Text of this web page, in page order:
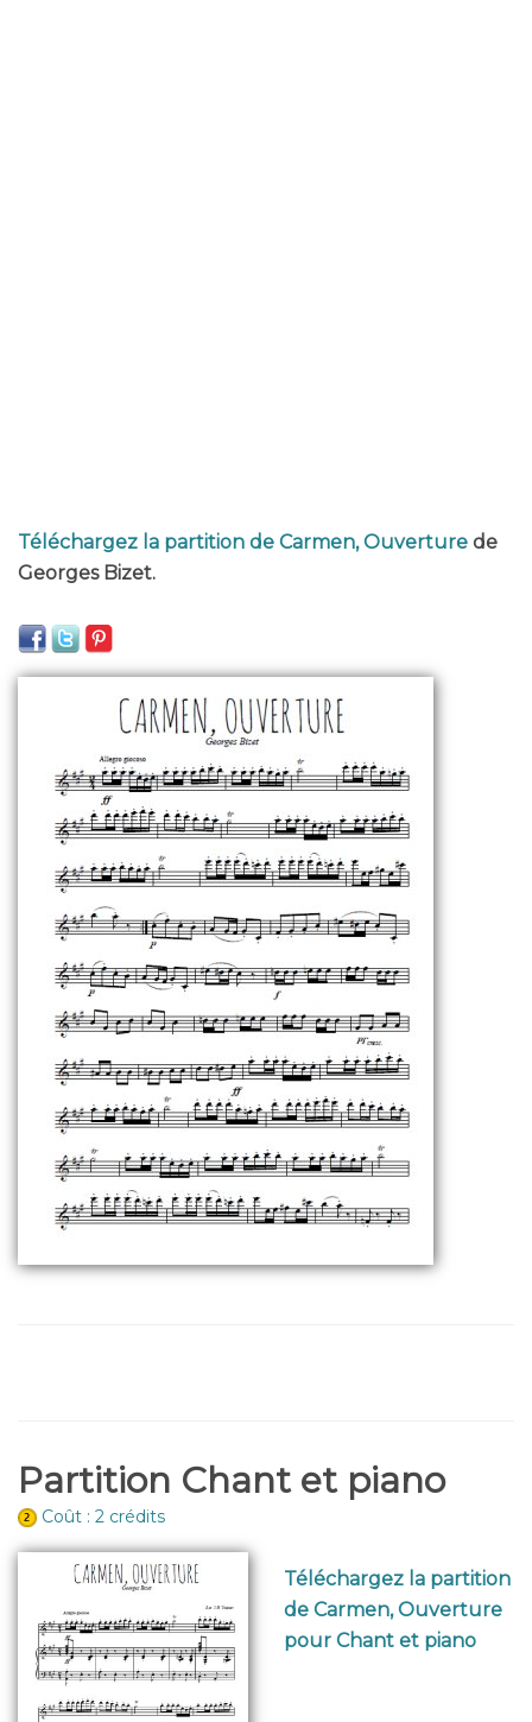
Téléchargez la partition de Carmen, Ouverture de
Georges Bizet.
Partition Chant et piano
Coût : 2 crédits
Téléchargez la partition
de Carmen, Ouverture
pour Chant et piano